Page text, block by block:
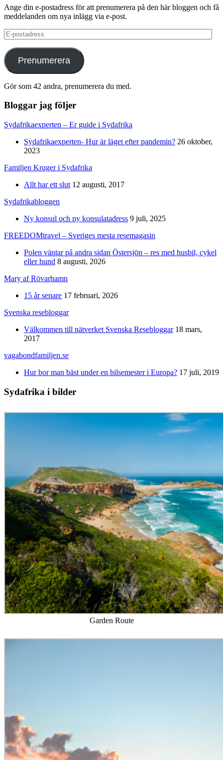
Ange din e-postadress för att prenumerera på den här bloggen och få
meddelanden om nya inlägg via e-post.
E-
postadress
Prenumerera
Gör som 42 andra, prenumerera du med.
Bloggar jag följer
Sydafrikaexperten – Er guide i Sydafrika
Sydafrikaexperten- Hur är läget efter pandemin? 26 oktober,
2023
Familjen Kruger i Sydafrika
Allt har ett slut 12 augusti, 2017
Sydafrikabloggen
Ny konsul och ny konsulatadress 9 juli, 2025
FREEDOMtravel – Sveriges mesta resemagasin
Polen väntar på andra sidan Östersjön – res med husbil, cykel
eller hund 8 augusti, 2026
Mary af Rövarhamn
15 år senare 17 februari, 2026
Svenska resebloggar
Välkommen till nätverket Svenska Resebloggar 18 mars,
2017
vagabondfamiljen.se
Hur bor man bäst under en bilsemester i Europa? 17 juli, 2019
Sydafrika i bilder
Garden Route